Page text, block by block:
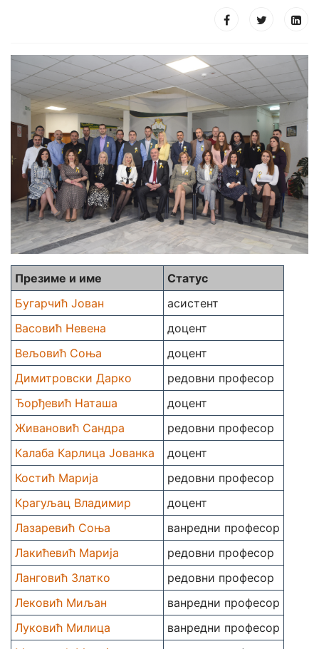
Презиме и име
Статус
Бугарчић Јован
асистент
Васовић Невена
доцент
Вељовић Соња
доцент
Димитровски Дарко
редовни професор
Ђорђевић Наташа
доцент
Живановић Сандра
редовни професор
Калаба Карлица Јованка
доцент
Костић Марија
редовни професор
Крагуљац Владимир
доцент
Лазаревић Соња
ванредни професор
Лакићевић Марија
редовни професор
Ланговић Златко
редовни професор
Лековић Миљан
ванредни професор
Луковић Милица
ванредни професор